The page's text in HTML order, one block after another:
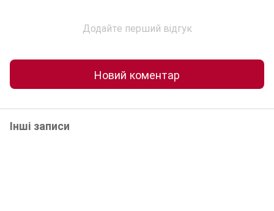
Додайте перший відгук
Новий коментар
Інші записи